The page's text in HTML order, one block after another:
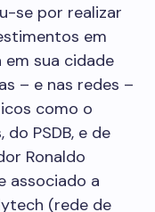
se por realizar
em
sua cidade
– e nas redes –
como o
PSDB, e de
Ronaldo
associado a
(rede de